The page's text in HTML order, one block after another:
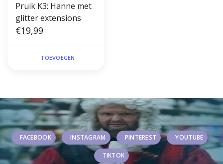
Pruik K3: Hanne met
glitter extensions
€19,99
TOEVOEGEN
FACEBOOK INSTAGRAM PINTEREST YOUTUBE
TIKTOK